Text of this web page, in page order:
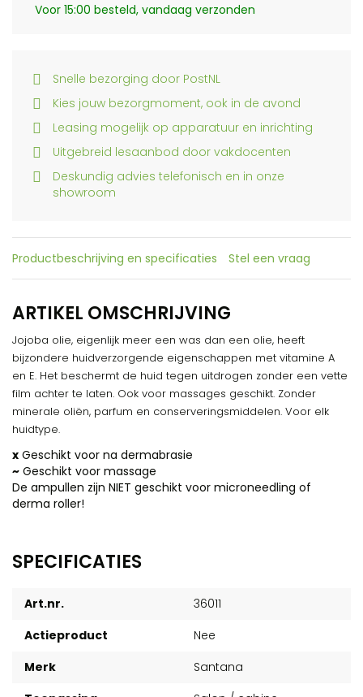
Voor 15:00 besteld, vandaag verzonden
Snelle bezorging door PostNL
Kies jouw bezorgmoment, ook in de avond
Leasing mogelijk op apparatuur en inrichting
Uitgebreid lesaanbod door vakdocenten
Deskundig advies telefonisch en in onze
showroom
Productbeschrijving en specificaties Stel een vraag
ARTIKEL OMSCHRIJVING
Jojoba olie, eigenlijk meer een was dan een olie, heeft
bijzondere huidverzorgende eigenschappen met vitamine A
en E. Het beschermt de huid tegen uitdrogen zonder een vette
film achter te laten. Ook voor massages geschikt. Zonder
minerale oliën, parfum en conserveringsmiddelen. Voor elk
huidtype.
x Geschikt voor na dermabrasie
~ Geschikt voor massage
De ampullen zijn NIET geschikt voor microneedling of
derma roller!
SPECIFICATIES
Art.nr.
36011
Actieproduct
Nee
Merk
Santana